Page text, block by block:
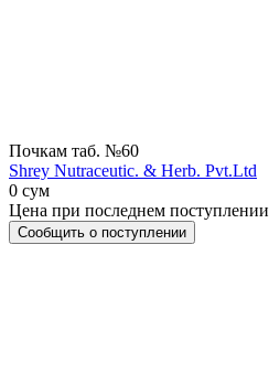
Почкам таб. №60
Shrey Nutraceutic. & Herb. Pvt.Ltd
0 сум
Цена при последнем поступлении
Сообщить о поступлении